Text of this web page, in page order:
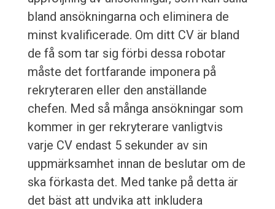
bland ansökningarna och eliminera de
minst kvalificerade. Om ditt CV är bland
de få som tar sig förbi dessa robotar
måste det fortfarande imponera på
rekryteraren eller den anställande
chefen. Med så många ansökningar som
kommer in ger rekryterare vanligtvis
varje CV endast 5 sekunder av sin
uppmärksamhet innan de beslutar om de
ska förkasta det. Med tanke på detta är
det bäst att undvika att inkludera